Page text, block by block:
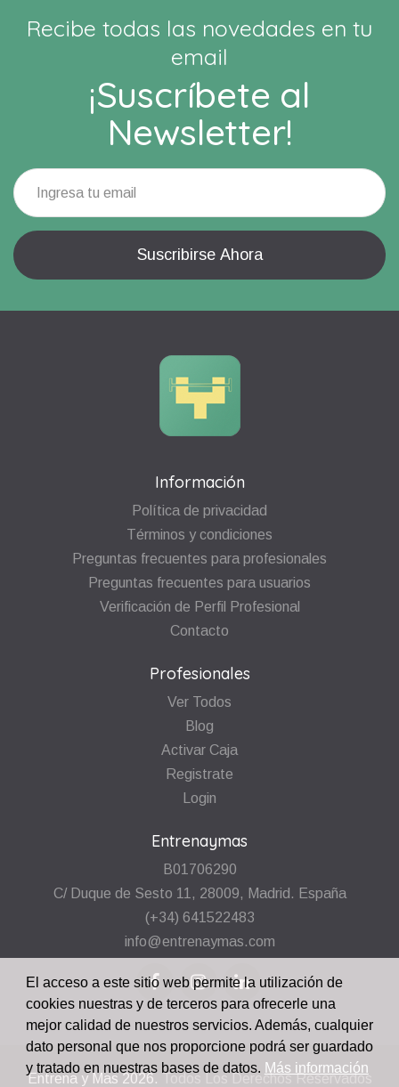
Recibe todas las novedades en tu
email
¡Suscríbete al
Newsletter!
Información
Política de privacidad
Términos y condiciones
Preguntas frecuentes para profesionales
Preguntas frecuentes para usuarios
Verificación de Perfil Profesional
Contacto
Profesionales
Ver Todos
Blog
Activar Caja
Registrate
Login
Entrenaymas
B01706290
C/ Duque de Sesto 11, 28009, Madrid. España
(+34) 641522483
info@entrenaymas.com
Entrena y Mas 2026. Todos Los Derechos Reservados
El acceso a este sitio web permite la utilización de
cookies nuestras y de terceros para ofrecerle una
mejor calidad de nuestros servicios. Además, cualquier
dato personal que nos proporcione podrá ser guardado
y tratado en nuestras bases de datos. Más información